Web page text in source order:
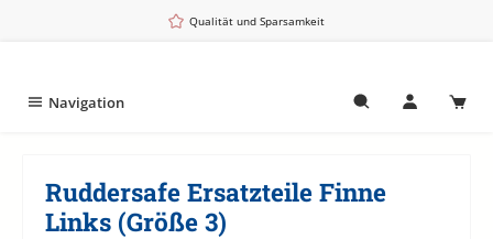
Zum Hauptinhalt springenQualität und Sparsamkeit
Navigation
Ruddersafe Ersatzteile Finne
Links (Größe 3)